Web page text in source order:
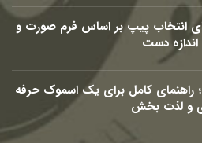
انتخاب پیپ بر اساس فرم صورت و
اندازه دست
کامل برای یک اسموک حرفه
و لذت بخش